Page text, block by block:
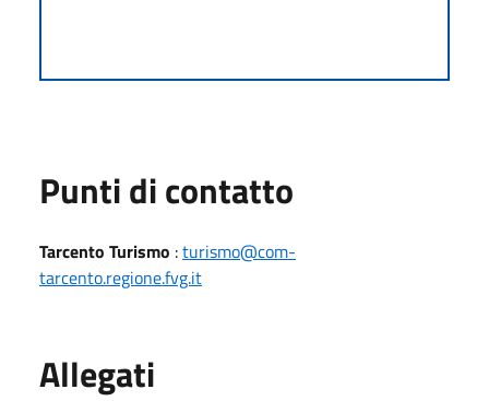
Punti di contatto
Tarcento Turismo :turismo@com-
tarcento.regione.fvg.it
Allegati